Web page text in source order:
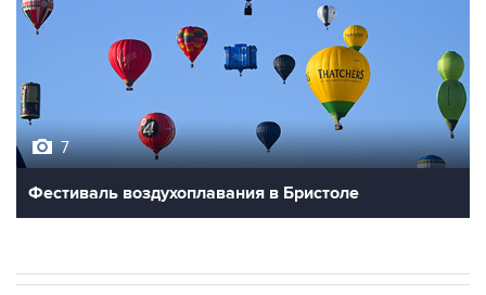
Фестиваль воздухоплавания в Бристоле